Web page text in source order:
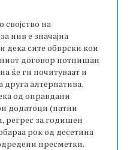
својство на
нив е значајна
дека сите обврски кои
договор потпишан
ќе ги почитуваат и
алтернатива.
од оправдани
додатоци (патни
регрес за годишен
рок од десетина
пресметки.